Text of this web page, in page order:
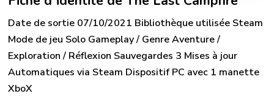
Date de sortie 07/10/2021 Bibliothèque utilisée Steam
Mode de jeu Solo Gameplay / Genre Aventure /
Exploration / Réflexion Sauvegardes 3 Mises à jour
Automatiques via Steam Dispositif PC avec 1 manette
XboX